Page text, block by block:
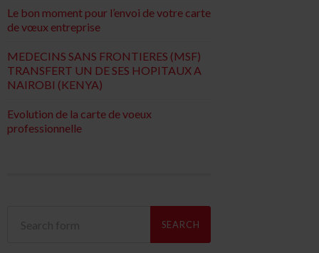
Le bon moment pour l’envoi de votre carte
de vœux entreprise
MEDECINS SANS FRONTIERES (MSF)
TRANSFERT UN DE SES HOPITAUX A
NAIROBI (KENYA)
Evolution de la carte de voeux
professionnelle